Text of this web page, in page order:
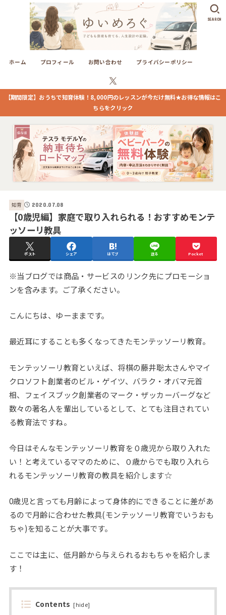
ホーム プロフィール お問い合わせ プライバシーポリシー
SEARCH
【期間限定】おうちで知育体験！8,000円のレッスンが今だけ無料★お得な情報はこ
ちらをクリック
知育 2020.07.08
【0歳児編】家庭で取り入れられる！おすすめモンテ
ッソーリ教具
ポスト シェア はてブ 送る Pocket
※当ブログでは商品・サービスのリンク先にプロモーショ
ンを含みます。ご了承ください。
こんにちは、ゆーままです。
最近耳にすることも多くなってきたモンテッソーリ教育。
モンテッソーリ教育といえば、将棋の藤井聡太さんやマイ
クロソフト創業者のビル・ゲイツ、バラク・オバマ元首
相、フェイスブック創業者のマーク・ザッカーバーグなど
数々の著名人を輩出しているとして、とても注目されてい
る教育法ですね。
今日はそんなモンテッソーリ教育を０歳児から取り入れた
い！と考えているママのために、０歳からでも取り入れら
れるモンテッソーリ教育の教具を紹介します☆
0歳児と言っても月齢によって身体的にできることに差があ
るので月齢に合わせた教具(モンテッソーリ教育でいうおも
ちゃ)を知ることが大事です。
ここでは主に、低月齢から与えられるおもちゃを紹介しま
す！
Contents [hide]